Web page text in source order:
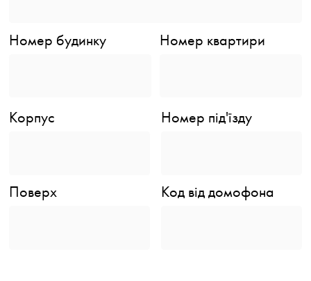
Номер будинку Номер квартири
Корпус Номер під'їзду
Поверх Код від домофона